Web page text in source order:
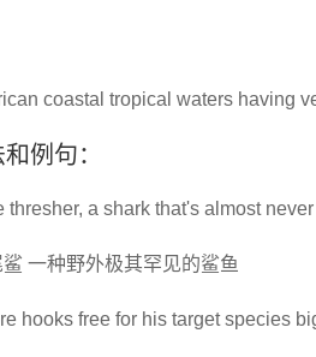
coastal tropical waters having
例句：
thresher, a shark that's almost
一种野外极其罕见的鲨鱼
hooks free for his target species